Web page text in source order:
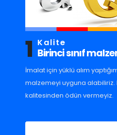
1 Kalite
Birinci sınıf
İmalat için yüklü alım
malzemeyi uyguna alabiliriz.
kalitesinden ödün vermeyiz.